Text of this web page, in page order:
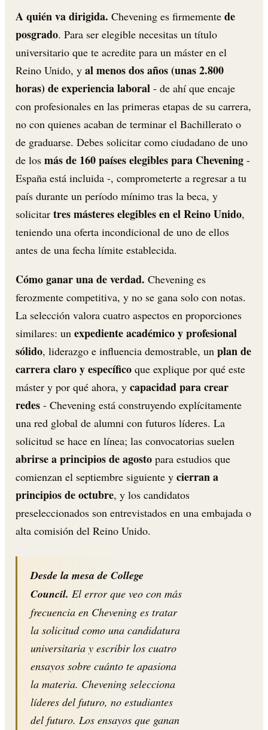
A quién va dirigida. Chevening es firmemente de
posgrado. Para ser elegible necesitas un título
universitario que te acredite para un máster en el
Reino Unido, y al menos dos años (unas 2.800
horas) de experiencia laboral - de ahí que encaje
con profesionales en las primeras etapas de su carrera,
no con quienes acaban de terminar el Bachillerato o
de graduarse. Debes solicitar como ciudadano de uno
de los más de 160 países elegibles para Chevening -
España está incluida -, comprometerte a regresar a tu
país durante un período mínimo tras la beca, y
solicitar tres másteres elegibles en el Reino Unido,
teniendo una oferta incondicional de uno de ellos
antes de una fecha límite establecida.
Cómo ganar una de verdad. Chevening es
ferozmente competitiva, y no se gana solo con notas.
La selección valora cuatro aspectos en proporciones
similares: un expediente académico y profesional
sólido, liderazgo e influencia demostrable, un plan de
carrera claro y específico que explique por qué este
máster y por qué ahora, y capacidad para crear
redes - Chevening está construyendo explícitamente
una red global de alumni con futuros líderes. La
solicitud se hace en línea; las convocatorias suelen
abrirse a principios de agosto para estudios que
comienzan el septiembre siguiente y cierran a
principios de octubre, y los candidatos
preseleccionados son entrevistados en una embajada o
alta comisión del Reino Unido.
Desde la mesa de College
Council. El error que veo con más
frecuencia en Chevening es tratar
la solicitud como una candidatura
universitaria y escribir los cuatro
ensayos sobre cuánto te apasiona
la materia. Chevening selecciona
líderes del futuro, no estudiantes
del futuro. Los ensayos que ganan